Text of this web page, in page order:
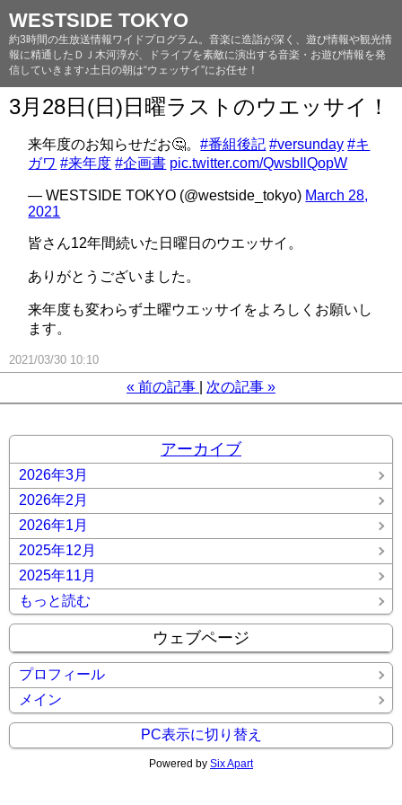
WESTSIDE TOKYO
約3時間の生放送情報ワイドプログラム。音楽に造詣が深く、遊び情報や観光情
報に精通したＤＪ木河淳が、ドライブを素敵に演出する音楽・お遊び情報を発
信していきます♪土日の朝は“ウェッサイ”にお任せ！
3月28日(日)日曜ラストのウエッサイ！
来年度のお知らせだお🤔。#番組後記 #versunday #キ
ガワ #来年度 #企画書 pic.twitter.com/QwsbIlQopW
— WESTSIDE TOKYO (@westside_tokyo) March 28,
2021
皆さん12年間続いた日曜日のウエッサイ。
ありがとうございました。
来年度も変わらず土曜ウエッサイをよろしくお願いし
ます。
2021/03/30 10:10
« 前の記事 次の記事 »
アーカイブ
2026年3月
2026年2月
2026年1月
2025年12月
2025年11月
もっと読む
ウェブページ
プロフィール
メイン
PC表示に切り替え
Powered by Six Apart